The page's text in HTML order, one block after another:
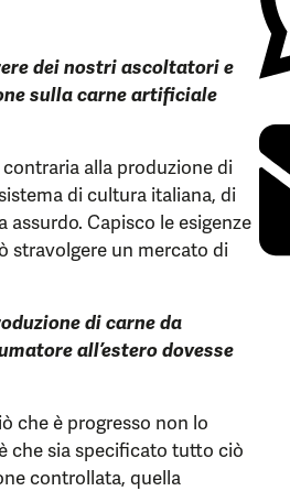
dei nostri ascoltatori e
sulla carne artificiale
alla produzione di
di cultura italiana, di
Capisco le esigenze
stravolgere un mercato di
di carne da
all’estero dovesse
che è progresso non lo
che sia specificato tutto ciò
controllata, quella